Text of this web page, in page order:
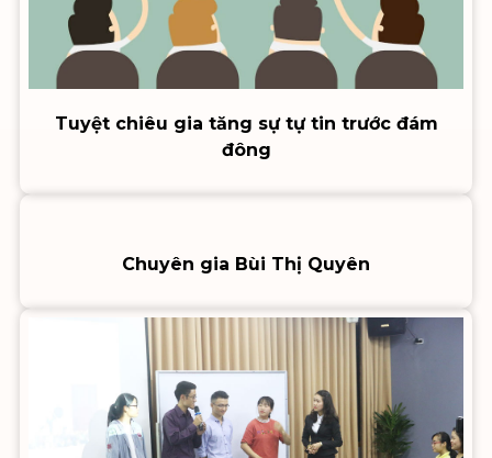
Tuyệt chiêu gia tăng sự tự tin trước đám
đông
Chuyên gia Bùi Thị Quyên